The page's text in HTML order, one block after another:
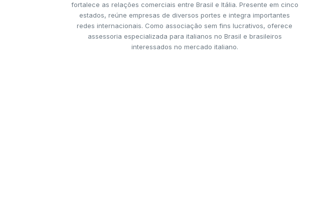
fortalece as relações comerciais entre Brasil e Itália. Presente em cinco
estados, reúne empresas de diversos portes e integra importantes
redes internacionais. Como associação sem fins lucrativos, oferece
assessoria especializada para italianos no Brasil e brasileiros
interessados no mercado italiano.